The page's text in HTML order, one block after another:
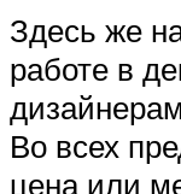
Здесь же
работе в
Во всех
цена или